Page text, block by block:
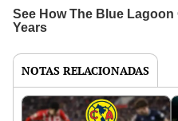
NOTAS RELACIONADAS